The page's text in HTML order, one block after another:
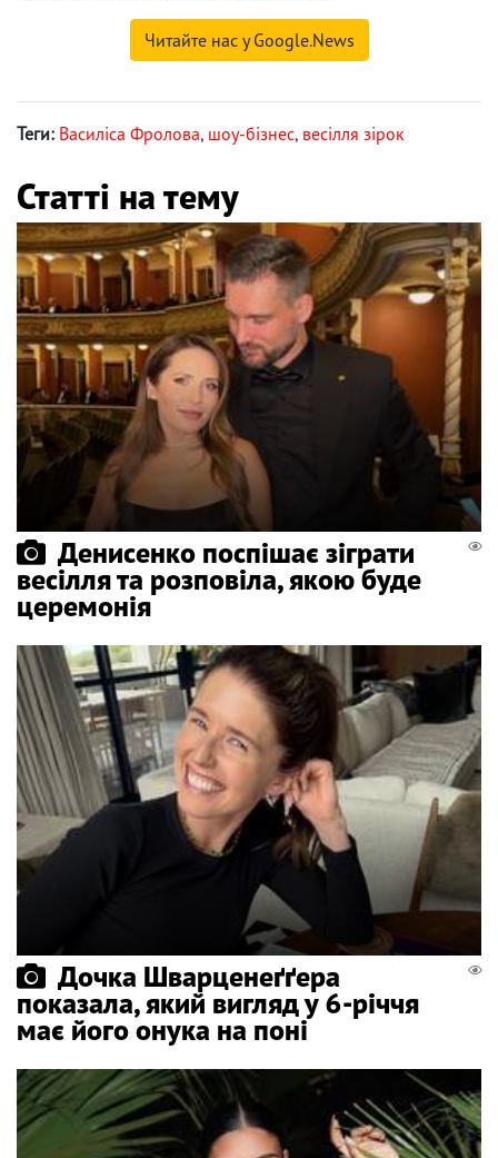
Читайте нас у Google.News
Теги: Василіса Фролова, шоу-бізнес, весілля зірок
Статті на тему
Денисенко поспішає зіграти
весілля та розповіла, якою буде
церемонія
Дочка Шварценеґґера
показала, який вигляд у 6-річчя
має його онука на поні